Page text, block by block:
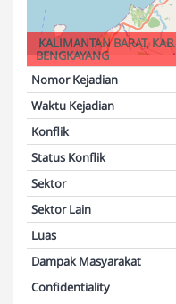
KALIMANTAN BARAT, KAB.
BENGKAYANG
Nomor Kejadian
Waktu Kejadian
Konflik
Status Konflik
Sektor
Sektor Lain
Luas
Dampak Masyarakat
Confidentiality